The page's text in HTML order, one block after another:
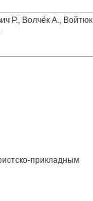
Р., Волчёк А., Войтюк
прикладным